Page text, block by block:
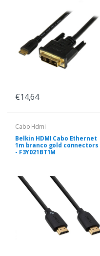
€14,64
Cabo Hdmi
Belkin HDMI Cabo Ethernet
1m branco gold connectors
- F3Y021BT1M